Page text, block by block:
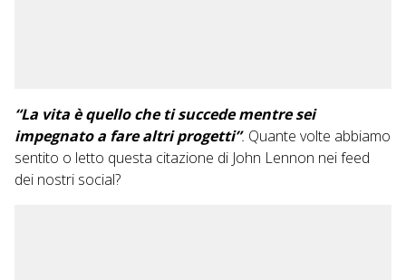
“La vita è quello che ti succede mentre sei
impegnato a fare altri progetti”. Quante volte abbiamo
sentito o letto questa citazione di John Lennon nei feed
dei nostri social?